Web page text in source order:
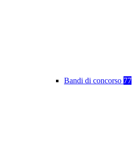
Bandi di concorso 77